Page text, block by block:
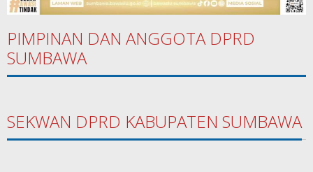
PIMPINAN DAN ANGGOTA DPRD
SUMBAWA
SEKWAN DPRD KABUPATEN SUMBAWA